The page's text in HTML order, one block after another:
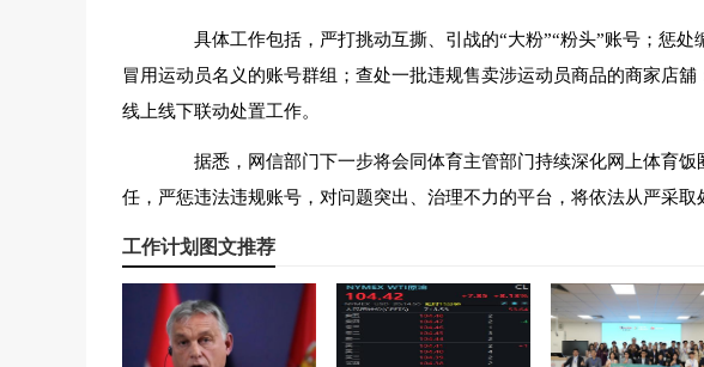
具体工作包括，严打挑动互撕、引战的“大粉”“粉头”账号；惩处
冒用运动员名义的账号群组；查处一批违规售卖涉运动员商品的商家店
线上线下联动处置工作。
据悉，网信部门下一步将会同体育主管部门持续深化网上体育饭
任，严惩违法违规账号，对问题突出、治理不力的平台，将依法从严采取
工作计划图文推荐